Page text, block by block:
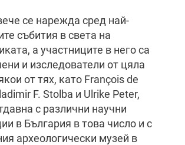
се нарежда сред най-
събития в света на
а участниците в него са
и изследователи от цяла
от тях, като François de
F. Stolba и Ulrike Peter,
с различни научни
в България в това число и с
археологически музей в